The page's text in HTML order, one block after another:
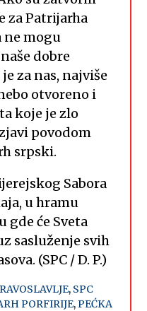
za Patrijarha
ne mogu
dobre
za nas, najviše
otvoreno i
koje je zlo
povodom
srpski.
Sabora
u hramu
gde će Sveta
sasluženje svih
(SPC / D. P.)
, SPC
PORFIRIJE,PEĆKA